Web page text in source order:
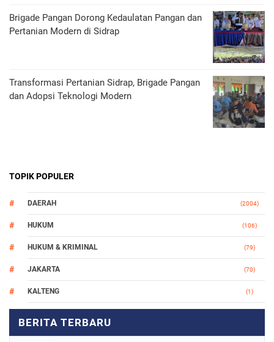
Brigade Pangan Dorong Kedaulatan Pangan dan
Pertanian Modern di Sidrap
Transformasi Pertanian Sidrap, Brigade Pangan
dan Adopsi Teknologi Modern
TOPIK POPULER
DAERAH (2004)
HUKUM (106)
HUKUM & KRIMINAL (79)
JAKARTA (70)
KALTENG (1)
NASIONAL (748)